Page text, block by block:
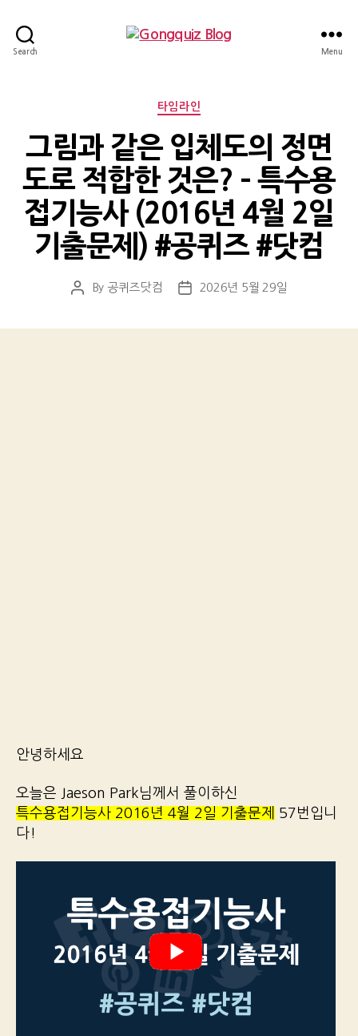
Search Menu
Categories
타임라인
그림과 같은 입체도의 정면
도로 적합한 것은? – 특수용
접기능사 (2016년 4월 2일
기출문제) #공퀴즈 #닷컴
PostBy 공퀴즈닷컴
Post2026년 5월 29일
안녕하세요
오늘은 Jaeson Park님께서 풀이하신
특수용접기능사 2016년 4월 2일 기출문제
57번입니
다!